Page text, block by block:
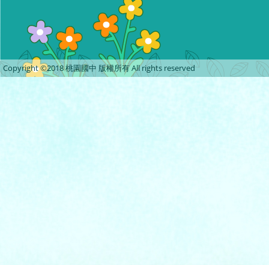
Copyright ©2018 桃園國中 版權所有 All rights reserved